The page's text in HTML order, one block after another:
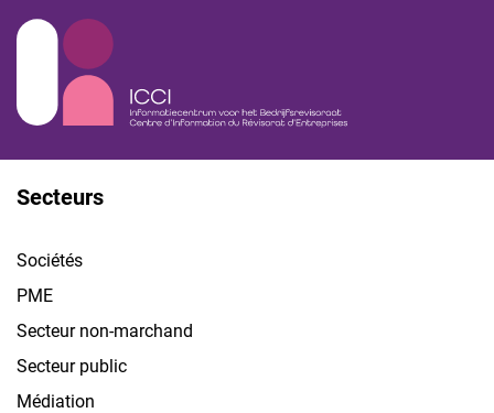
Secteurs
Sociétés
PME
Secteur non-marchand
Secteur public
Médiation